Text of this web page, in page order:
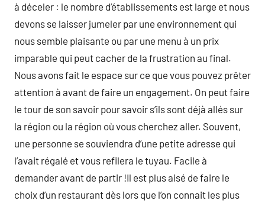
à déceler : le nombre d’établissements est large et nous
devons se laisser jumeler par une environnement qui
nous semble plaisante ou par une menu à un prix
imparable qui peut cacher de la frustration au final.
Nous avons fait le espace sur ce que vous pouvez prêter
attention à avant de faire un engagement. On peut faire
le tour de son savoir pour savoir s’ils sont déjà allés sur
la région ou la région où vous cherchez aller. Souvent,
une personne se souviendra d’une petite adresse qui
l’avait régalé et vous refilera le tuyau. Facile à
demander avant de partir !Il est plus aisé de faire le
choix d’un restaurant dès lors que l’on connait les plus